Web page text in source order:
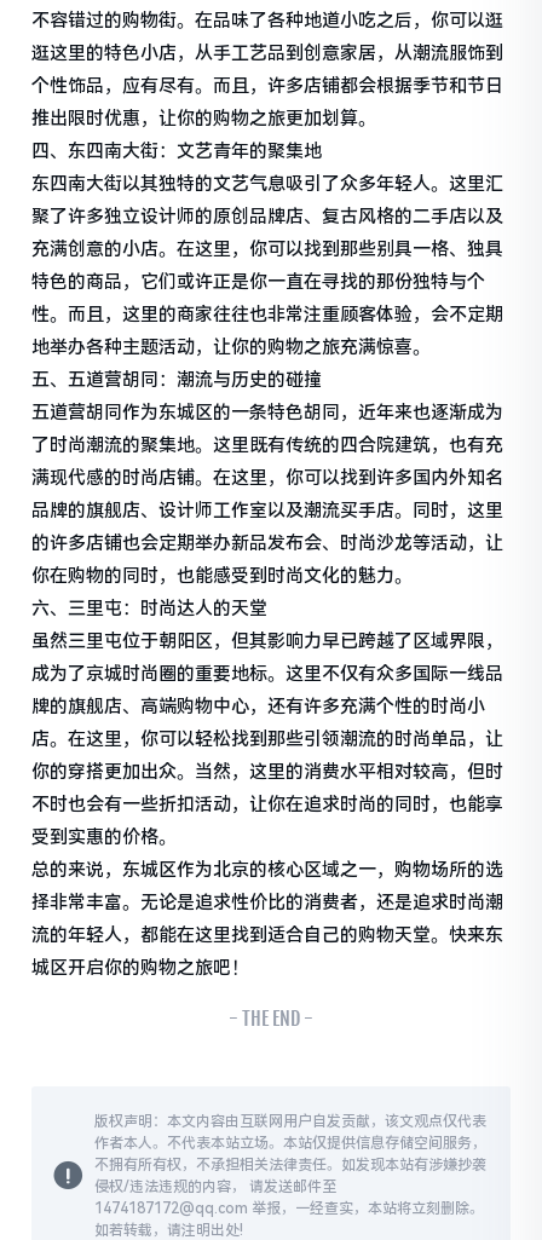
不容错过的购物街。在品味了各种地道小吃之后，你可以逛
逛这里的特色小店，从手工艺品到创意家居，从潮流服饰到
个性饰品，应有尽有。而且，许多店铺都会根据季节和节日
推出限时优惠，让你的购物之旅更加划算。
四、东四南大街：文艺青年的聚集地
东四南大街以其独特的文艺气息吸引了众多年轻人。这里汇
聚了许多独立设计师的原创品牌店、复古风格的二手店以及
充满创意的小店。在这里，你可以找到那些别具一格、独具
特色的商品，它们或许正是你一直在寻找的那份独特与个
性。而且，这里的商家往往也非常注重顾客体验，会不定期
地举办各种主题活动，让你的购物之旅充满惊喜。
五、五道营胡同：潮流与历史的碰撞
五道营胡同作为东城区的一条特色胡同，近年来也逐渐成为
了时尚潮流的聚集地。这里既有传统的四合院建筑，也有充
满现代感的时尚店铺。在这里，你可以找到许多国内外知名
品牌的旗舰店、设计师工作室以及潮流买手店。同时，这里
的许多店铺也会定期举办新品发布会、时尚沙龙等活动，让
你在购物的同时，也能感受到时尚文化的魅力。
六、三里屯：时尚达人的天堂
虽然三里屯位于朝阳区，但其影响力早已跨越了区域界限，
成为了京城时尚圈的重要地标。这里不仅有众多国际一线品
牌的旗舰店、高端购物中心，还有许多充满个性的时尚小
店。在这里，你可以轻松找到那些引领潮流的时尚单品，让
你的穿搭更加出众。当然，这里的消费水平相对较高，但时
不时也会有一些折扣活动，让你在追求时尚的同时，也能享
受到实惠的价格。
总的来说，东城区作为北京的核心区域之一，购物场所的选
择非常丰富。无论是追求性价比的消费者，还是追求时尚潮
流的年轻人，都能在这里找到适合自己的购物天堂。快来东
城区开启你的购物之旅吧！
- THE END -
版权声明：本文内容由互联网用户自发贡献，该文观点仅代表
作者本人。不代表本站立场。本站仅提供信息存储空间服务，
不拥有所有权，不承担相关法律责任。如发现本站有涉嫌抄袭
侵权/违法违规的内容， 请发送邮件至
1474187172@qq.com 举报，一经查实，本站将立刻删除。
如若转载，请注明出处!